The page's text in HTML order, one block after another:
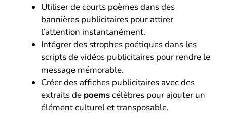
Utiliser de courts poèmes dans des
bannières publicitaires pour attirer
l’attention instantanément.
Intégrer des strophes poétiques dans les
scripts de vidéos publicitaires pour rendre le
message mémorable.
Créer des affiches publicitaires avec des
extraits de poemscélèbres pour ajouter un
élément culturel et transposable.